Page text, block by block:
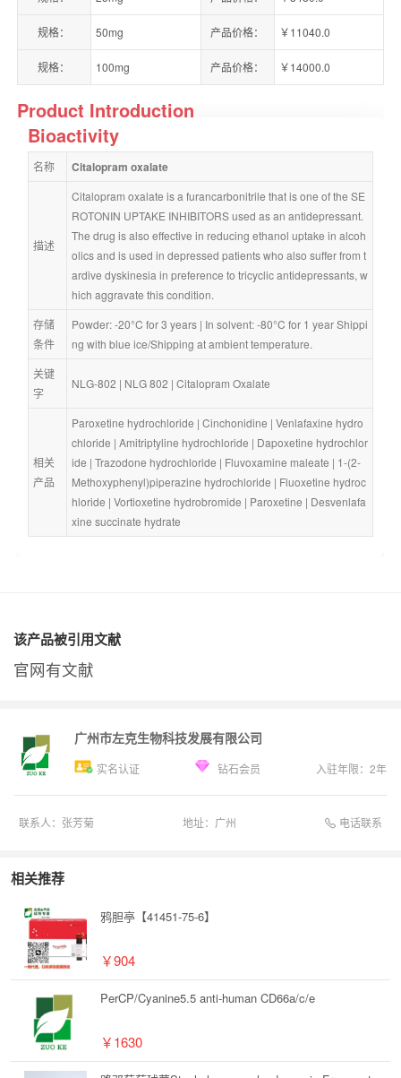
规格： 50mg 产品价格： ￥11040.0
规格： 100mg 产品价格： ￥14000.0
Product Introduction
Bioactivity
名称 Citalopram oxalate
描述
Citalopram oxalate is a furancarbonitrile that is one of the SE
ROTONIN UPTAKE INHIBITORS used as an antidepressant.
The drug is also effective in reducing ethanol uptake in alcoh
olics and is used in depressed patients who also suffer from t
ardive dyskinesia in preference to tricyclic antidepressants, w
hich aggravate this condition.
存储
条件
Powder: -20°C for 3 years | In solvent: -80°C for 1 year Shippi
ng with blue ice/Shipping at ambient temperature.
关键
字
NLG-802 | NLG 802 | Citalopram Oxalate
相关
产品
Paroxetine hydrochloride | Cinchonidine | Venlafaxine hydro
chloride | Amitriptyline hydrochloride | Dapoxetine hydrochlor
ide | Trazodone hydrochloride | Fluvoxamine maleate | 1-(2-
Methoxyphenyl)piperazine hydrochloride | Fluoxetine hydroc
hloride | Vortioxetine hydrobromide | Paroxetine | Desvenlafa
xine succinate hydrate
该产品被引用文献
官网有文献
广州市左克生物科技发展有限公司
实名认证 钻石会员 入驻年限： 2年
联系人： 张芳菊 地址： 广州 电话联系
相关推荐
鸦胆亭【41451-75-6】
￥904
PerCP/Cyanine5.5 anti-human CD66a/c/e
￥1630